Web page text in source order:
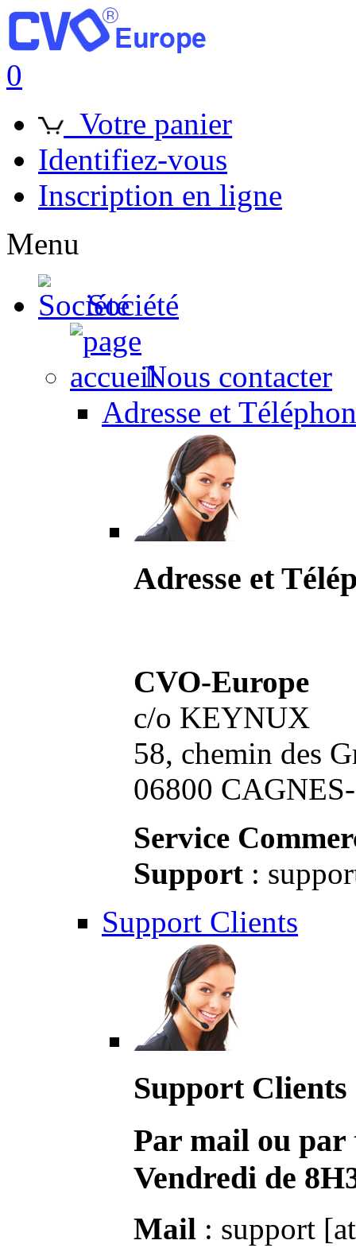
0
Votre panier
Identifiez-vous
Inscription en ligne
Menu
Société
Nous contacter
Adresse et
Adresse et
CVO-Europe
c/o KEYNUX
58, chemin des
06800
Service
Support :
Support Clients
Support Clients
Par mail ou par
Vendredi de
Mail : support